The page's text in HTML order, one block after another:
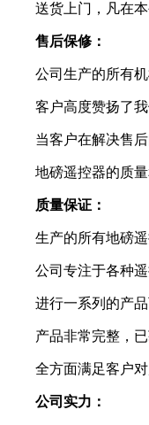
送货上门，凡在本公
售后保修：
公司生产的所有机
客户高度赞扬了我
当客户在解决售后
地磅遥控器的质量和
质量保证：
生产的所有地磅遥
公司专注于各种遥
进行一系列的产品
产品非常完整，已
全方面满足客户对
公司实力：